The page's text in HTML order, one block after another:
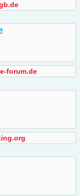
forum.de